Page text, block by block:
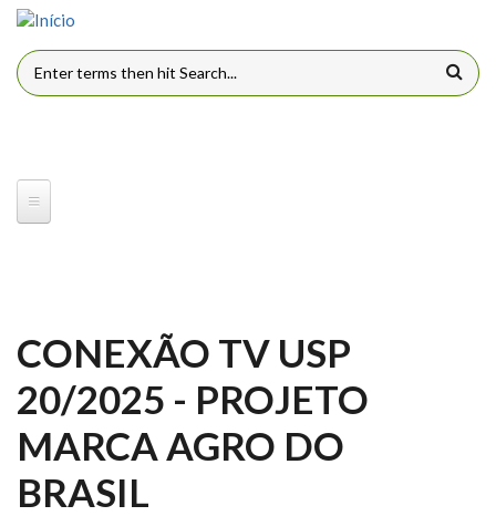
Pular para o conteúdo principal
FORMULÁRIO DE BUSCA
CONEXÃO TV USP
20/2025 - PROJETO
MARCA AGRO DO
BRASIL